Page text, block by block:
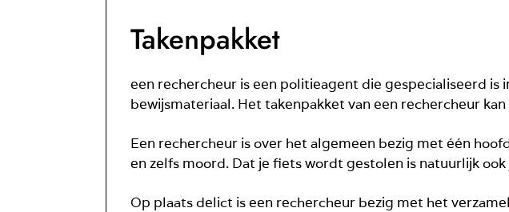
Takenpakket
een rechercheur is een politieagent die gespecialiseerd is
bewijsmateriaal. Het takenpakket van een rechercheur
Een rechercheur is over het algemeen bezig met één
en zelfs moord. Dat je fiets wordt gestolen is natuurlijk
Op plaats delict is een rechercheur bezig met het